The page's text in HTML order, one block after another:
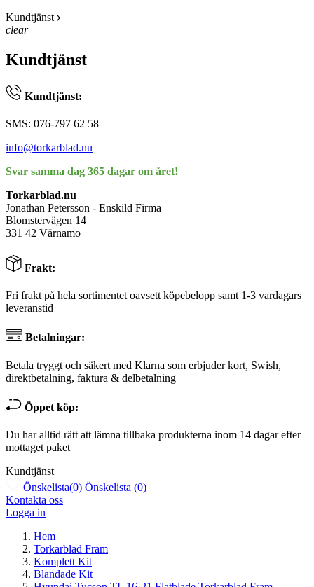
Kundtjänst
clear
Kundtjänst
Kundtjänst:
SMS: 076-797 62 58
info@torkarblad.nu
Svar samma dag 365 dagar om året!
Torkarblad.nu
Jonathan Petersson - Enskild Firma
Blomstervägen 14
331 42 Värnamo
Frakt:
Fri frakt på hela sortimentet oavsett köpebelopp samt 1-3 vardagars
leveranstid
Betalningar:
Betala tryggt och säkert med Klarna som erbjuder kort, Swish,
direktbetalning, faktura & delbetalning
Öppet köp:
Du har alltid rätt att lämna tillbaka produkterna inom 14 dagar efter
mottaget paket
Kundtjänst
Önskelista(0) Önskelista (0)
Kontakta oss
Logga in
Hem
Torkarblad Fram
Komplett Kit
Blandade Kit